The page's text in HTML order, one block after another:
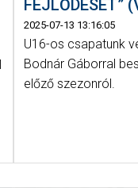
FEJLŐDÉSÉT”
2025-07-13 13:16:05
U16-os csapatunk
Bodnár Gáborral
előző szezonról.